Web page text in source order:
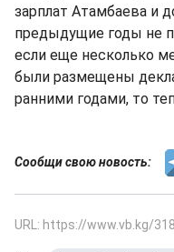
зарплат Атамбаева и
предыдущие годы не
если еще несколько
были размещены
ранними годами, то
Сообщи свою новость:
URL: https://www.vb.kg/